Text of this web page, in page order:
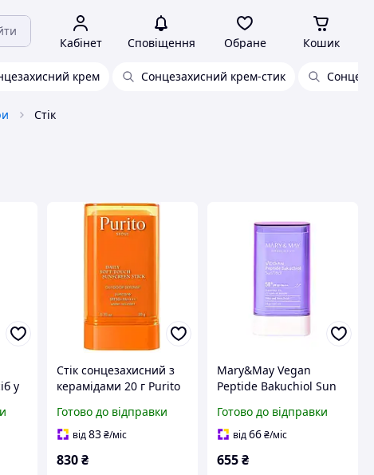
Кабінет Сповіщення Обране Кошик
крем Сонцезахисний крем-стик
Стік
у
Стік сонцезахисний з
керамідами 20 г Purito
Sunscreen Stick
Готово до відправки
від83 ₴/міс
830 ₴
Mary&May Vegan
Peptide Bakuchiol Sun
Сонцезахисний стик з
бакучіолом і
Готово до відправки
від66₴/міс
655₴